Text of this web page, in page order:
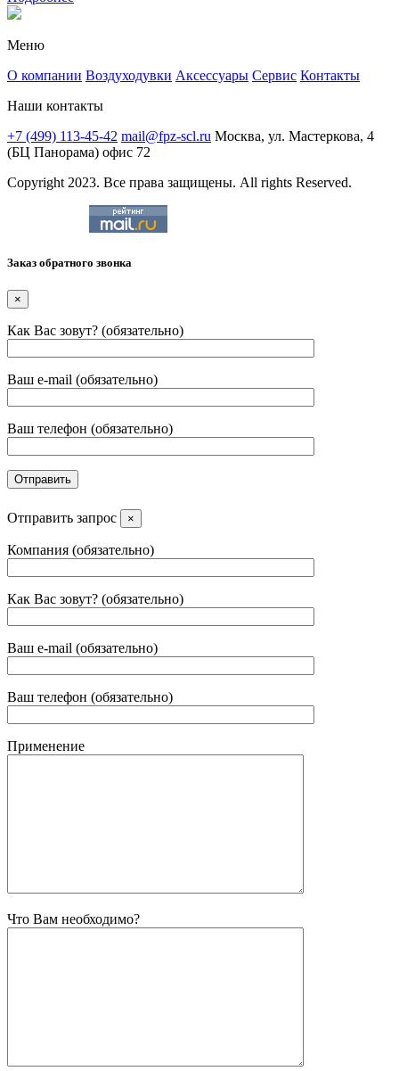
Меню
О компании Воздуходувки Аксессуары Сервис Контакты
Наши контакты
+7 (499) 113-45-42 mail@fpz-scl.ru Москва, ул. Мастеркова, 4
(БЦ Панорама) офис 72
Copyright 2023. Все права защищены. All rights Reserved.
Заказ обратного звонка
×
Как Вас зовут? (обязательно)
Ваш e-mail (обязательно)
Ваш телефон (обязательно)
Отправить запрос ×
Компания (обязательно)
Как Вас зовут? (обязательно)
Ваш e-mail (обязательно)
Ваш телефон (обязательно)
Применение
Что Вам необходимо?